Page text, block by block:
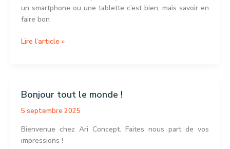
un smartphone ou une tablette c’est bien, mais savoir en
faire bon
La
Lire l’article »
Bonjour tout le monde !
5 septembre 2025
Bienvenue chez Ari Concept. Faites nous part de vos
impressions !